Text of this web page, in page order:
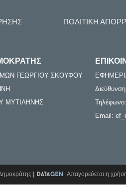
ΠΟΛΙΤΙΚΗ
ΓΕΩΡΓΙΟΥ ΣΚΟΥΦΟΥ
ΜΥΤΙΛΗΝΗΣ
Email:
| Απαγορεύεται η